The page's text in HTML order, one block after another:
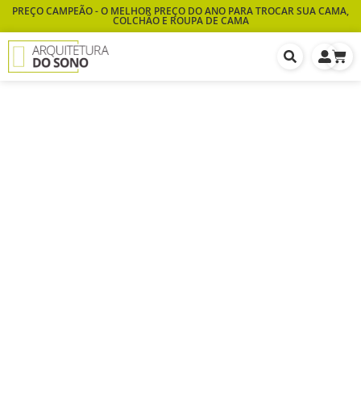
PREÇO CAMPEÃO - O MELHOR PREÇO DO ANO PARA TROCAR SUA CAMA,
COLCHÃO E ROUPA DE CAMA